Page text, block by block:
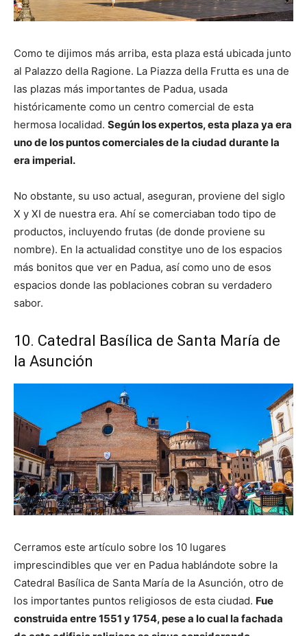
Como te dijimos más arriba, esta plaza está ubicada junto
al Palazzo della Ragione. La Piazza della Frutta es una de
las plazas más importantes de Padua, usada
históricamente como un centro comercial de esta
hermosa localidad. Según los expertos, esta plaza ya era
uno de los puntos comerciales de la ciudad durante la
era imperial.
No obstante, su uso actual, aseguran, proviene del siglo
X y XI de nuestra era. Ahí se comerciaban todo tipo de
productos, incluyendo frutas (de donde proviene su
nombre). En la actualidad constitye uno de los espacios
más bonitos que ver en Padua, así como uno de esos
espacios donde las poblaciones cobran su verdadero
sabor.
10. Catedral Basílica de Santa María de
la Asunción
Cerramos este artículo sobre los 10 lugares
imprescindibles que ver en Padua hablándote sobre la
Catedral Basílica de Santa María de la Asunción, otro de
los importantes puntos religiosos de esta ciudad. Fue
construida entre 1551 y 1754, pese a lo cual la fachada